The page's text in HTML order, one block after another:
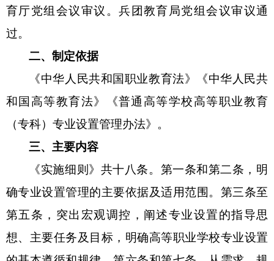
育厅党组 会议审议 。兵团教育局党组会议审议通
过。
二、制定依据
《中华人民共和国职业教育法》《中华人民共
和国高等教育法》《普通高等学校高等职业教育
（专科）专业设置管理办法》。
三、主要内容
《实施细则》共十八条。 第一条和第二条， 明
确专业设置管理的主要依据及适用范围。 第三条至
第五条， 突出宏观调控，阐述专业设置的指导思
想、主要任务及目标，明确高等职业学校专业设置